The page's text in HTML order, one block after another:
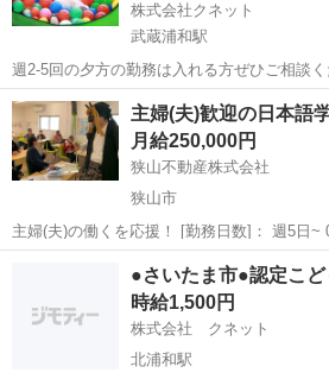
株式会社クネット
武蔵浦和駅
週2-5回の夕方の勤務は入れる方ぜひご相談く
者歓迎！ 穏やかな雰囲気と大手の教育体制がしっかりとしている法人
です。 子どもたち一人ひとりの自主性を大切
がら、「育ちの...
埼玉 さいたま市 武蔵浦和駅 保育
主婦(夫)歓迎の日本語
月給250,000円
狭山不動産株式会社
狭山市
主婦(夫)の働くを応援！ [勤務日数]： 週5日~ 08:30~17:30 月/火/水/木/
金 [勤務地・最寄駅]： 埼玉県狭山市入間川３－２１－１１ 埼玉ブリエ
日本語学校【株式会社アップルホーム】※応
その他
●さいたま市●認定こ
時給1,500円
株式会社 クネット
北浦和駅